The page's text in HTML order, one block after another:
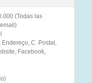
(Todas las
C. Postal,
Facebook,